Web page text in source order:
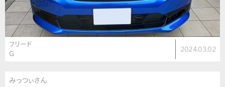
フリード
G
2024.03.02
みっつぃさん